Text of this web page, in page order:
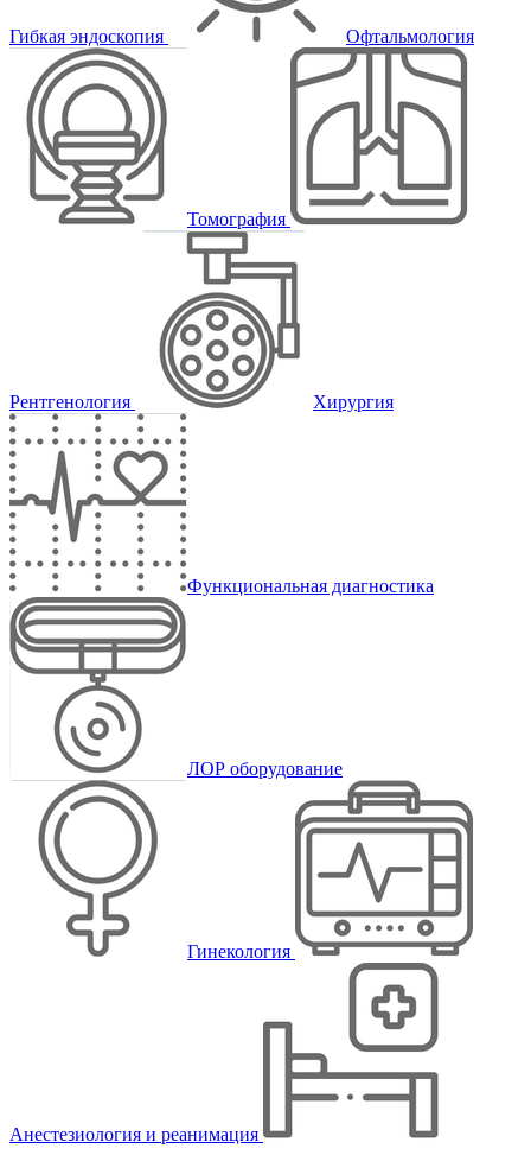
Гибкая эндоскопия Офтальмология
Томография
Рентгенология Хирургия
Функциональная диагностика
ЛОР оборудование
Гинекология
Анестезиология и реанимация